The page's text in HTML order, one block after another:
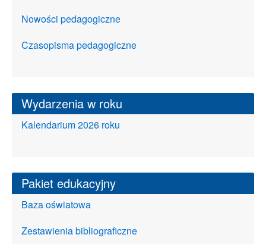
Nowości pedagogiczne
Czasopisma pedagogiczne
Wydarzenia w roku
Kalendarium 2026 roku
Pakiet edukacyjny
Baza oświatowa
Zestawienia bibliograficzne